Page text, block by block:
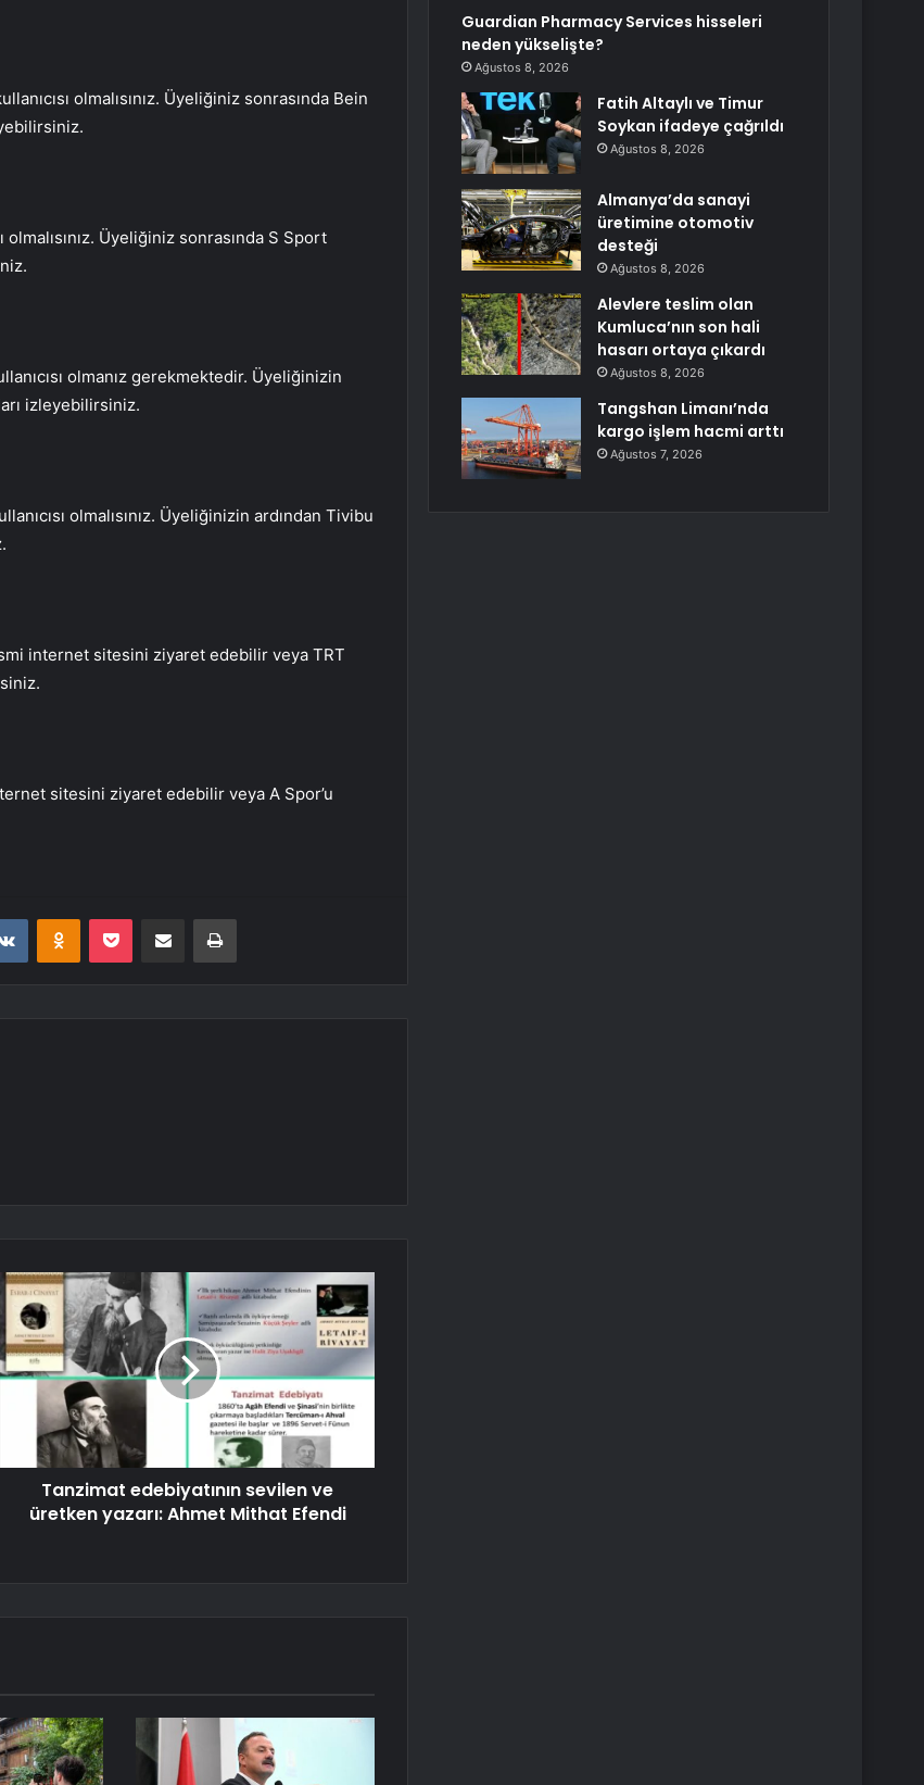
olmalısınız. Üyeliğiniz sonrasında Bein
olmalısınız. Üyeliğiniz sonrasında S Sport
olmanız gerekmektedir. Üyeliğinizin
izleyebilirsiniz.
olmalısınız. Üyeliğinizin ardından Tivibu
internet sitesini ziyaret edebilir veya TRT
sitesini ziyaret edebilir veya A Spor’u
VKontakteOdnoklassniki
Pocket E-Posta ile paylaş Yazdır
Tanzimat edebiyatının sevilen ve
üretken yazarı: Ahmet Mithat Efendi
Guardian Pharmacy Services hisseleri
neden yükselişte?
Ağustos 8, 2026
Fatih Altaylı ve Timur
Soykan ifadeye çağrıldı
Ağustos 8, 2026
Almanya’da sanayi
üretimine otomotiv
desteği
Ağustos 8, 2026
Alevlere teslim olan
Kumluca’nın son hali
hasarı ortaya çıkardı
Ağustos 8, 2026
Tangshan Limanı’nda
kargo işlem hacmi arttı
Ağustos 7, 2026